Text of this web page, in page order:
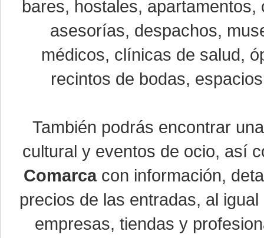
bares, hostales,
asesorías, despachos,
médicos, clínicas de salud,
recintos de bodas,
También podrás encontrar
cultural y eventos de ocio, así
Comarcacon información,
precios de las entradas, al
empresas, tiendas y